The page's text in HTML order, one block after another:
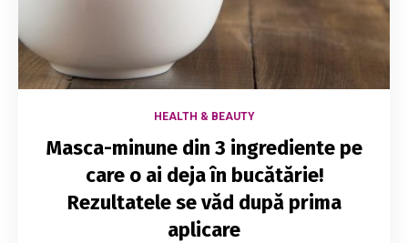
HEALTH & BEAUTY
Masca-minune din 3 ingrediente pe
care o ai deja în bucătărie!
Rezultatele se văd după prima
aplicare